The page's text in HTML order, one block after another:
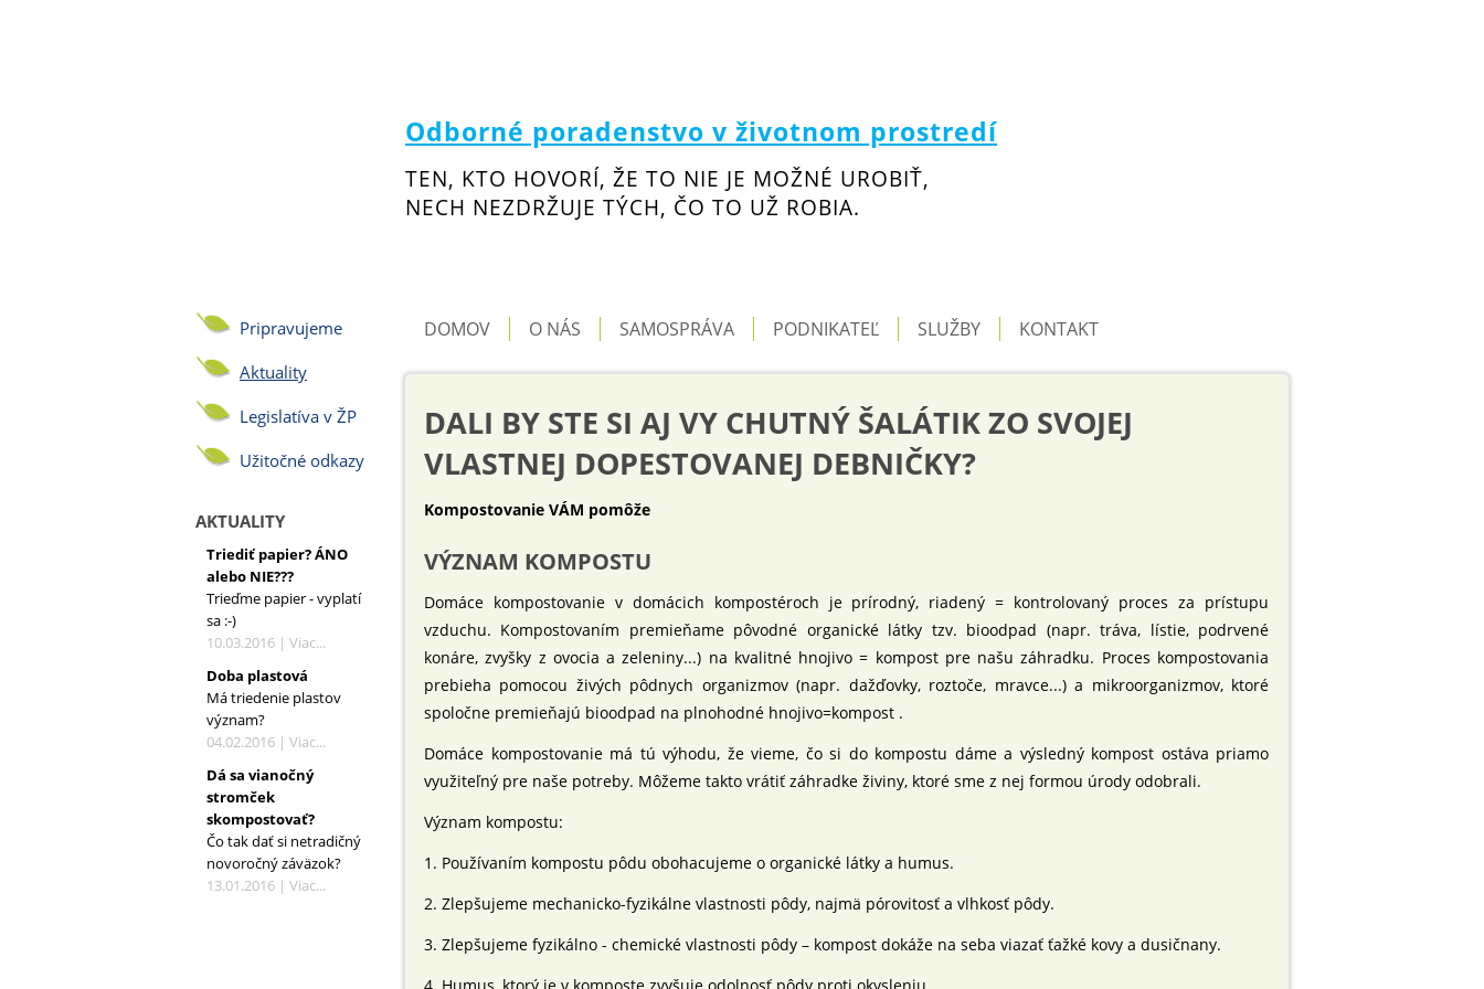
Odborné poradenstvo v životnom prostredí
TEN, KTO HOVORÍ, ŽE TO NIE JE MOŽNÉ UROBIŤ,
NECH NEZDRŽUJE TÝCH, ČO TO UŽ ROBIA.
DOMOV O NÁS SAMOSPRÁVA PODNIKATEĽ SLUŽBY KONTAKT
DALI BY STE SI AJ VY CHUTNÝ ŠALÁTIK ZO SVOJEJ
VLASTNEJ DOPESTOVANEJ DEBNIČKY?
Kompostovanie VÁM pomôže
VÝZNAM KOMPOSTU
Domáce kompostovanie v domácich kompostéroch je prírodný, riadený = kontrolovaný proces za prístupu
vzduchu. Kompostovaním premieňame pôvodné organické látky tzv. bioodpad (napr. tráva, lístie, podrvené
konáre, zvyšky z ovocia a zeleniny...) na kvalitné hnojivo = kompost pre našu záhradku. Proces kompostovania
prebieha pomocou živých pôdnych organizmov (napr. dažďovky, roztoče, mravce...) a mikroorganizmov, ktoré
spoločne premieňajú bioodpad na plnohodné hnojivo=kompost .
Domáce kompostovanie má tú výhodu, že vieme, čo si do kompostu dáme a výsledný kompost ostáva priamo
využiteľný pre naše potreby. Môžeme takto vrátiť záhradke živiny, ktoré sme z nej formou úrody odobrali.
Význam kompostu:
1. Používaním kompostu pôdu obohacujeme o organické látky a humus.
2. Zlepšujeme mechanicko-fyzikálne vlastnosti pôdy, najmä pórovitosť a vlhkosť pôdy.
3. Zlepšujeme fyzikálno - chemické vlastnosti pôdy – kompost dokáže na seba viazať ťažké kovy a dusičnany.
Pripravujeme
Aktuality
Legislatíva v ŽP
Užitočné odkazy
AKTUALITY
Triediť papier? ÁNO
alebo NIE???
Trieďme papier - vyplatí
sa :-)
10.03.2016 | Viac...
Doba plastová
Má triedenie plastov
význam?
04.02.2016 | Viac...
Dá sa vianočný
stromček
skompostovať?
Čo tak dať si netradičný
novoročný záväzok?
13.01.2016 | Viac...